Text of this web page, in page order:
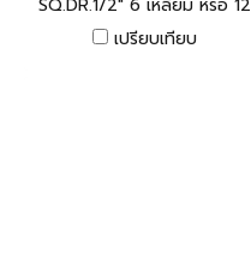
SQ.DR.1/2" 6 เหลี่ยม หรือ 12
เหลี่ยม รุ่น KCH013
เปรียบเทียบ